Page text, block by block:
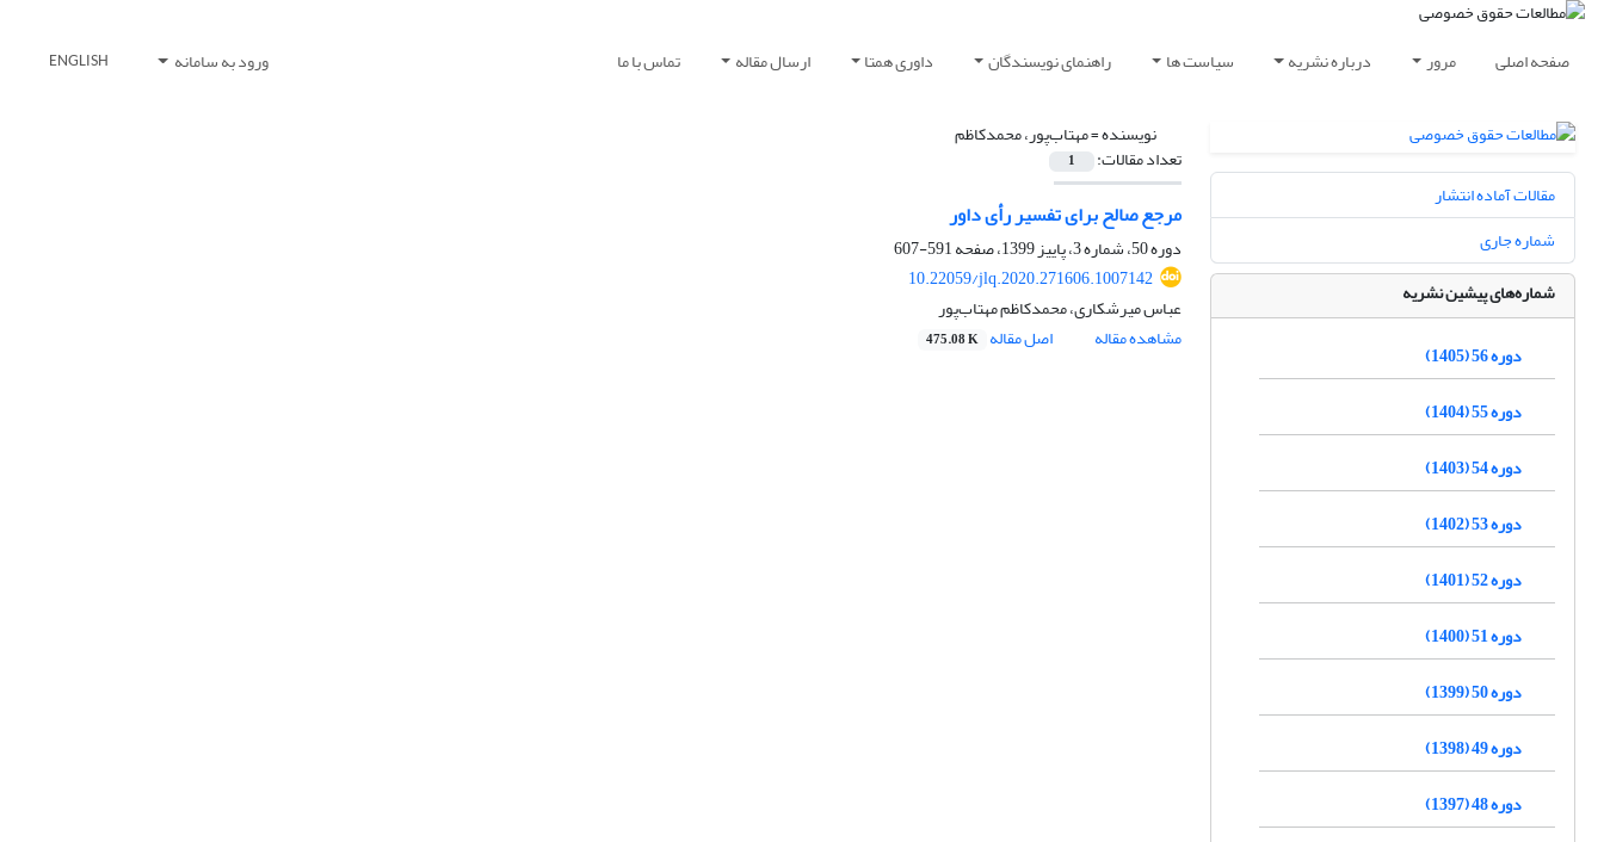
صفحه اصلی مرور درباره نشریه سیاست ها راهنمای نویسندگان داوری همتا ارسال مقاله تماس با ما ورود به سامانه ENGLISH
نویسنده =مهتاب‌پور، محمدکاظم
تعداد مقالات: 1
مرجع صالح برای تفسیر رأی داور
دوره 50، شماره 3، پاییز 1399، صفحه
591-607
10.22059/jlq.2020.271606.1007142
عباس میرشکاری، محمدکاظم مهتاب‌پور
مشاهده مقاله
اصل مقاله 475.08 K
مقالات آماده انتشار
شماره جاری
شماره‌های پیشین نشریه
دوره 56 (1405)
دوره 55 (1404)
دوره 54 (1403)
دوره 53 (1402)
دوره 52 (1401)
دوره 51 (1400)
دوره 50 (1399)
دوره 49 (1398)
دوره 48 (1397)